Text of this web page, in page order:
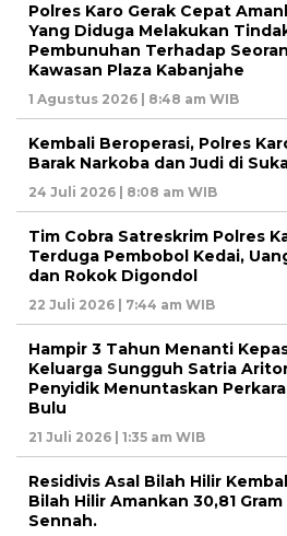
Polres Karo Gerak Cepat
Yang Diduga Melakukan
Pembunuhan Terhadap
Kawasan Plaza Kabanjahe
1 Agustus 2026 | 8:48 am WIB
Kembali Beroperasi, Polres
Barak Narkoba dan Judi di
24 Juli 2026 | 8:08 am WIB
Tim Cobra Satreskrim Polres
Terduga Pembobol Kedai,
dan Rokok Digondol
22 Juli 2026 | 7:44 am WIB
Hampir 3 Tahun Menanti
Keluarga Sungguh Satria
Penyidik Menuntaskan
Bulu
21 Juli 2026 | 1:35 am WIB
Residivis Asal Bilah Hilir
Bilah Hilir Amankan 30,81
Sennah.